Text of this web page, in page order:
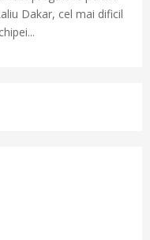
Dakar, cel mai dificil